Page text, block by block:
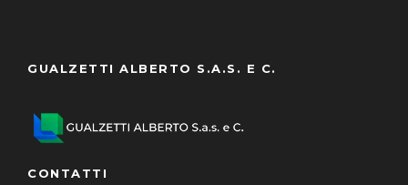
GUALZETTI ALBERTO S.A.S. E C.
CONTATTI